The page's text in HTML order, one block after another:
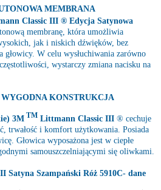
MEMBRANA
Classic III ® Edycja Satynowa
membranę, która umożliwia
jak i niskich dźwięków, bez
głowicy. W celu wysłuchiwania zarówno
wystarczy zmiana nacisku na
KONSTRUKCJA
3M TM Littmann Classic III ® cechuje
trwałość i komfort użytkowania. Posiada
Głowica wyposażona jest w ciepłe
samouszczelniającymi się oliwkami.
Satyna Szampański Róż 5910C- dane